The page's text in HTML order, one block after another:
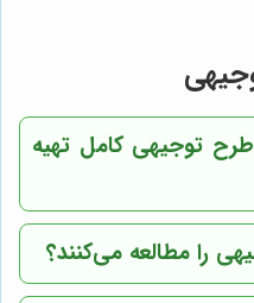
توجیهی کامل تهیه
را مطالعه می‌کنند؟